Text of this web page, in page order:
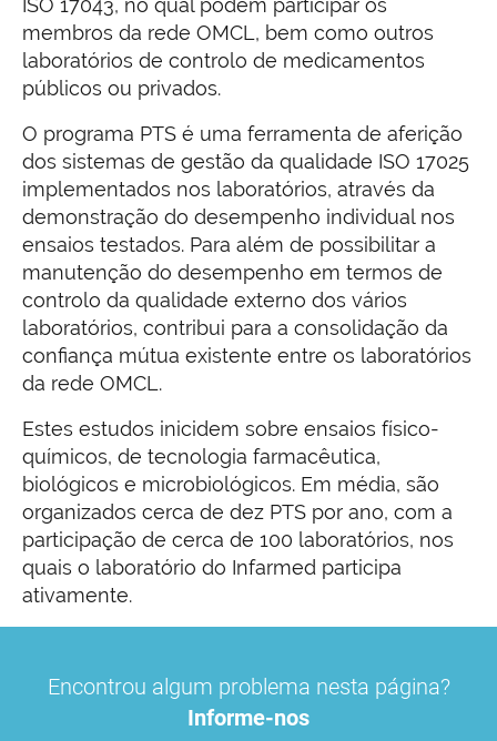
ISO 17043, no qual podem participar os
membros da rede OMCL, bem como outros
laboratórios de controlo de medicamentos
públicos ou privados.
O programa PTS é uma ferramenta de aferição
dos sistemas de gestão da qualidade ISO 17025
implementados nos laboratórios, através da
demonstração do desempenho individual nos
ensaios testados. Para além de possibilitar a
manutenção do desempenho em termos de
controlo da qualidade externo dos vários
laboratórios, contribui para a consolidação da
confiança mútua existente entre os laboratórios
da rede OMCL.
Estes estudos inicidem sobre ensaios físico-
químicos, de tecnologia farmacêutica,
biológicos e microbiológicos. Em média, são
organizados cerca de dez PTS por ano, com a
participação de cerca de 100 laboratórios, nos
quais o laboratório do Infarmed participa
ativamente.
Encontrou algum problema nesta página?
Informe-nos